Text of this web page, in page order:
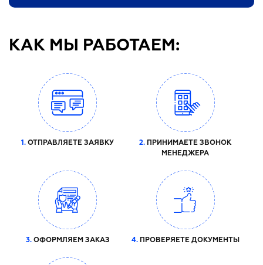
КАК МЫ РАБОТАЕМ:
1. ОТПРАВЛЯЕТЕ ЗАЯВКУ 2. ПРИНИМАЕТЕ ЗВОНОК
МЕНЕДЖЕРА
3.ОФОРМЛЯЕМ ЗАКАЗ 4.ПРОВЕРЯЕТЕ ДОКУМЕНТЫ